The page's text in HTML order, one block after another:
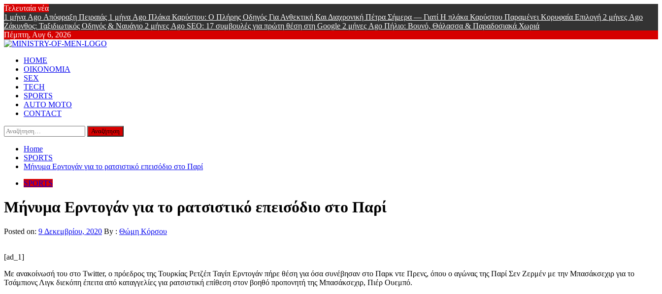
Skip
to
content
Τελευταία νέα
1 μήνα Ago Απόφραξη Πειραιάς 1 μήνα Ago Πλάκα Καρύστου: Ο Πλήρης Οδηγός Για Ανθεκτική Και Διαχρονική Πέτρα Σήμερα — Γιατί Η πλάκα Καρύστου Παραμένει Κορυφαία Επιλογή 2 μήνες Ago
Ζάκυνθος: Ταξιδιωτικός Οδηγός & Ναυάγιο 2 μήνες Ago SEO: 17 συμβουλές για πρώτη θέση στη Google 2 μήνες Ago Πήλιο: Βουνό, Θάλασσα & Παραδοσιακά Χωριά
Πέμπτη, Αυγ 6, 2026
Online Lifestyle περιοδικό για Aνδρες
Primary
Menu
HOME
ΟΙΚΟΝΟΜΙΑ
SEX
TECH
SPORTS
AUTO MOTO
CONTACT
Αναζήτηση
για:
Home
SPORTS
Μήνυμα Ερντογάν για το ρατσιστικό επεισόδιο στο Παρί
SPORTS
Μήνυμα Ερντογάν για το ρατσιστικό επεισόδιο στο Παρί
Posted on: 9 Δεκεμβρίου, 2020 By : Θώμη Κόρσου
[ad_1]
Με ανακοίνωσή του στο Twitter, ο πρόεδρος της Τουρκίας Ρετζέπ Ταγίπ Ερντογάν πήρε θέση για όσα συνέβησαν στο Παρκ ντε Πρενς, όπου ο αγώνας της Παρί Σεν Ζερμέν με την Μπασάκσεχιρ για το
Τσάμπιονς Λιγκ διεκόπη έπειτα από καταγγελίες για ρατσιστική επίθεση στον βοηθό προπονητή της Μπασάκσεχιρ, Πιέρ Ουεμπό.